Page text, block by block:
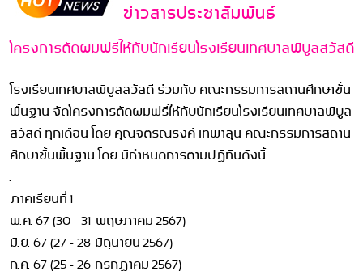
ข่าวสารประชาสัมพันธ์
โครงการตัดผมฟรีให้กับนักเรียนโรงเรียนเทศบาลพิบูลสวัสดี
โรงเรียนเทศบาลพิบูลสวัสดี ร่วมกับ คณะกรรมการสถานศึกษาขั้น
พื้นฐาน จัดโครงการตัดผมฟรีให้กับนักเรียนโรงเรียนเทศบาลพิบูล
สวัสดี ทุกเดือน โดย คุณจิตรณรงค์ เทพาลุน คณะกรรมการสถาน
ศึกษาขั้นพื้นฐาน โดย มีกำหนดการตามปฏิทินดังนี้
.
ภาคเรียนที่ 1
พ.ค. 67 (30 - 31 พฤษภาคม 2567)
มิ.ย. 67 (27 - 28 มิถุนายน 2567)
ก.ค. 67 (25 - 26 กรกฎาคม 2567)